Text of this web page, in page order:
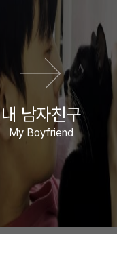
내 남자친구
My Boyfriend